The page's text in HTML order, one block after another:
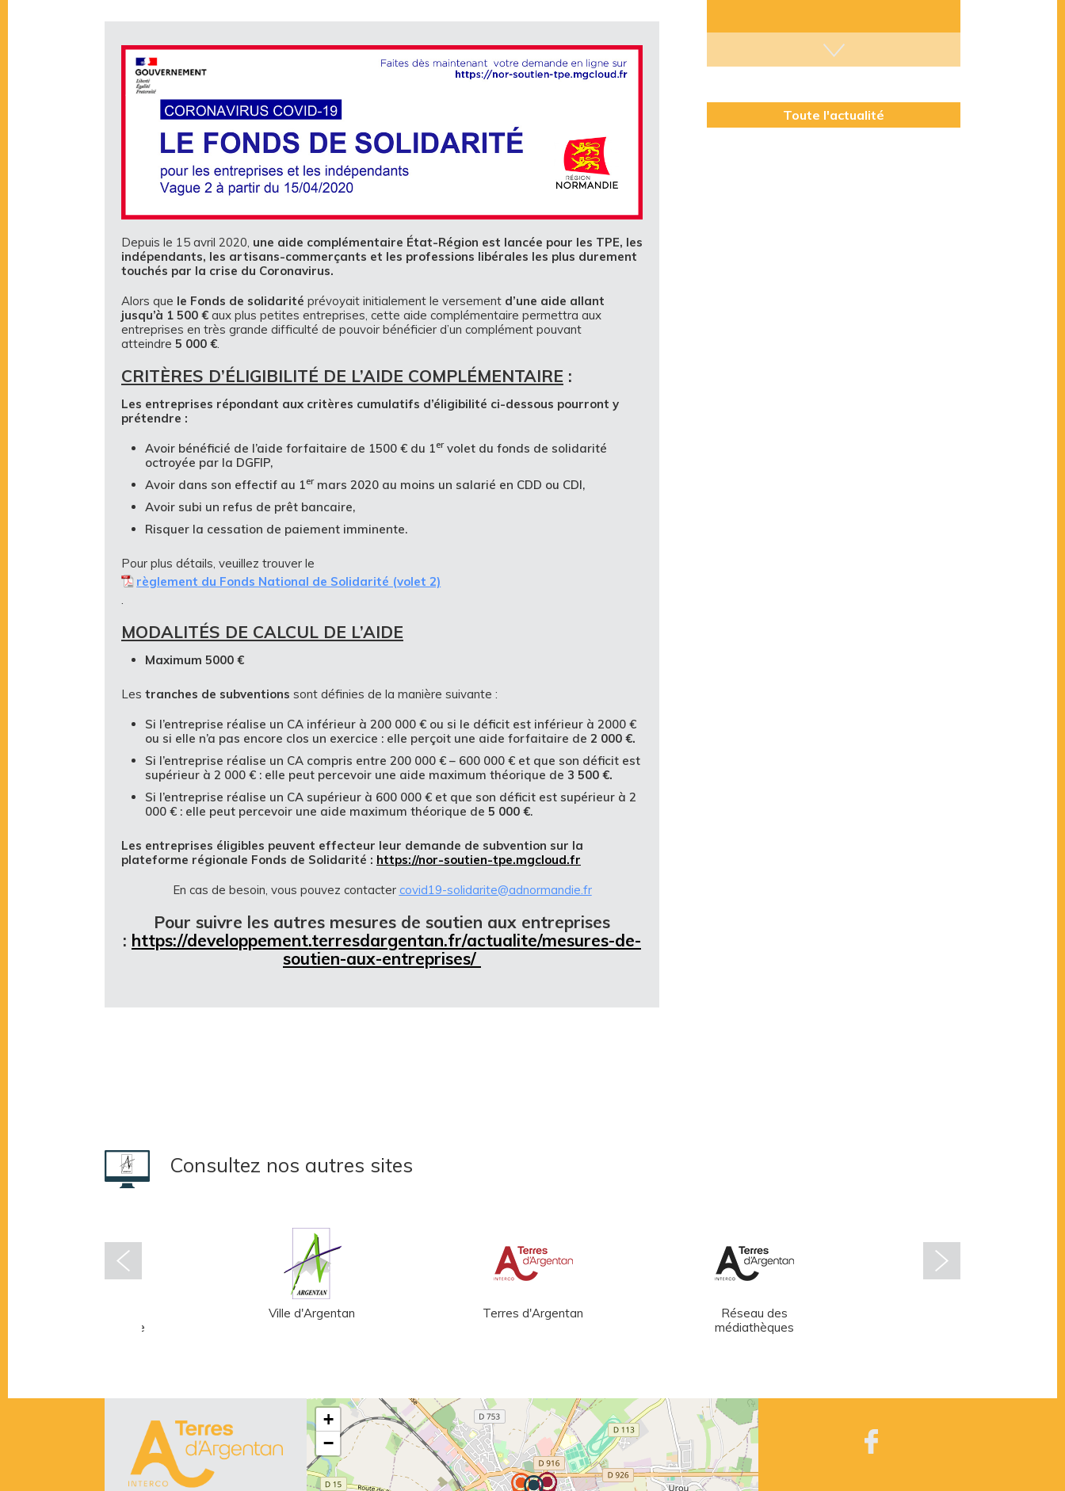
Depuis le 15 avril 2020, une aide complémentaire État-Région est lancée pour les TPE, les
indépendants, les artisans-commerçants et les professions libérales les plus durement
touchés par la crise du Coronavirus.
Alors que le Fonds de solidarité prévoyait initialement le versement d’une aide allant
jusqu’à 1 500 € aux plus petites entreprises, cette aide complémentaire permettra aux
entreprises en très grande difficulté de pouvoir bénéficier d’un complément pouvant
atteindre 5 000 €
CRITÈRES D’ÉLIGIBILITÉ DE L’AIDE COMPLÉMENTAIRE :
Les entreprises répondant aux critères cumulatifs d’éligibilité ci-dessous pourront y
prétendre :
Avoir bénéficié de l’aide forfaitaire de 1500 € du 1ervolet du fonds de solidarité
octroyée par la DGFIP,
Avoir dans son effectif au 1ermars 2020 au moins un salarié en CDD ou CDI,
Avoir subi un refus de prêt bancaire,
Risquer la cessation de paiement imminente.
Pour plus détails, veuillez trouver le
règlement du Fonds National de Solidarité (volet 2)
MODALITÉS DE CALCUL DE L’AIDE
Maximum 5000 €
Les tranches de subventions sont définies de la manière suivante :
Si l’entreprise réalise un CA inférieur à 200 000 € ou si le déficit est inférieur à 2000 €
ou si elle n’a pas encore clos un exercice : elle perçoit une aide forfaitaire de 2 000 €.
Si l’entreprise réalise un CA compris entre 200 000 € – 600 000 € et que son déficit est
supérieur à 2 000 € : elle peut percevoir une aide maximum théorique de 3 500 €.
Si l’entreprise réalise un CA supérieur à 600 000 € et que son déficit est supérieur à 2
000 € : elle peut percevoir une aide maximum théorique de 5 000 €.
Les entreprises éligibles peuvent effecteur leur demande de subvention sur la
plateforme régionale Fonds de Solidarité : https://nor-soutien-tpe.mgcloud.fr
En cas de besoin, vous pouvez contacter covid19-solidarite@adnormandie.fr
Pour suivre les autres mesures de soutien aux entreprises
: https://developpement.terresdargentan.fr/actualite/mesures-de-
soutien-aux-entreprises/
Toute l'actualité
Consultez nos autres sites
Léger - André Mare
Ville d'Argentan Terres d'Argentan
Réseau des
médiathèques
+
−